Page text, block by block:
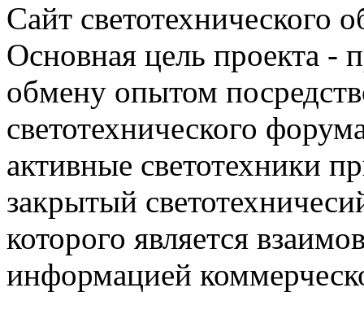
Сайт светотехнического
Основная цель проекта -
обмену опытом
светотехнического
активные светотехники
закрытый
которого является
информацией